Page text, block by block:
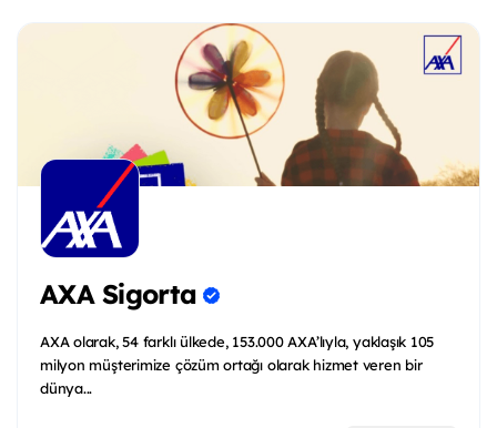
AXA Sigorta
AXA olarak, 54 farklı ülkede, 153.000 AXA’lıyla, yaklaşık 105
milyon müşterimize çözüm ortağı olarak hizmet veren bir
dünya...